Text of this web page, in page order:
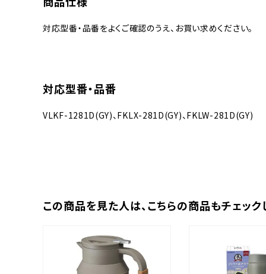
対応型番・品番をよくご確認のうえ、お買い求めください。
対応型番・品番
VLKF-1281D(GY)、FKLX-281D(GY)、FKLW-281D(GY)
この商品を⾒た⼈は、こちらの商品もチェック